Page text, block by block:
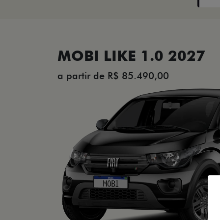
MOBI LIKE 1.0 2027
a partir de R$ 85.490,00